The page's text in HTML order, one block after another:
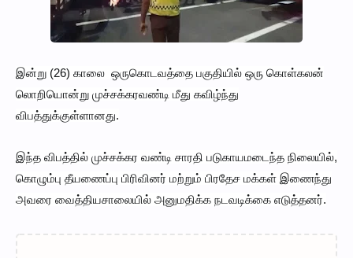
இன்று (26) காலை ஒருகொடவத்தை பகுதியில் ஒரு கொள்கலன்
லொறியொன்று முச்சக்கரவண்டி மீது கவிழ்ந்து
விபத்துக்குள்ளானது.
இந்த விபத்தில் முச்சக்கர வண்டி சாரதி படுகாயமடைந்த நிலையில்,
கொழும்பு தீயணைப்பு பிரிவினர் மற்றும் பிரதேச மக்கள் இணைந்து
அவரை வைத்தியசாலையில் அனுமதிக்க நடவடிக்கை எடுத்தனர்.